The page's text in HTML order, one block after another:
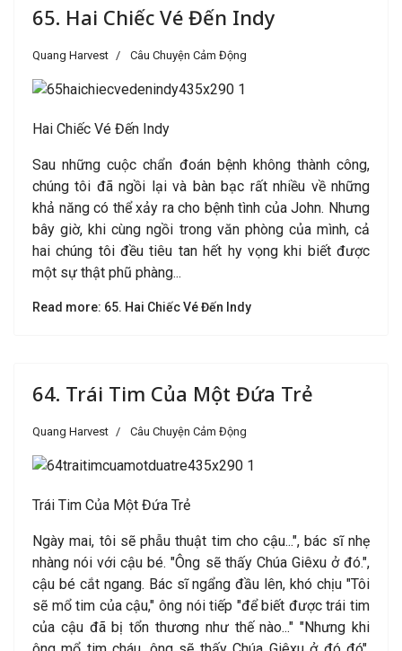
65. Hai Chiếc Vé Đến Indy
Quang Harvest Câu Chuyện Cảm Động
Hai Chiếc Vé Đến Indy
Sau những cuộc chẩn đoán bệnh không thành công,
chúng tôi đã ngồi lại và bàn bạc rất nhiều về những
khả năng có thể xảy ra cho bệnh tình của John. Nhưng
bây giờ, khi cùng ngồi trong văn phòng của mình, cả
hai chúng tôi đều tiêu tan hết hy vọng khi biết được
một sự thật phũ phàng...
Read more: 65. Hai Chiếc Vé Đến Indy
64. Trái Tim Của Một Đứa Trẻ
Quang Harvest Câu Chuyện Cảm Động
Trái Tim Của Một Đứa Trẻ
Ngày mai, tôi sẽ phẫu thuật tim cho cậu...", bác sĩ nhẹ
nhàng nói với cậu bé. "Ông sẽ thấy Chúa Giêxu ở đó.",
cậu bé cắt ngang. Bác sĩ ngẩng đầu lên, khó chịu "Tôi
sẽ mổ tim của cậu," ông nói tiếp "để biết được trái tim
của cậu đã bị tổn thương như thế nào..." "Nhưng khi